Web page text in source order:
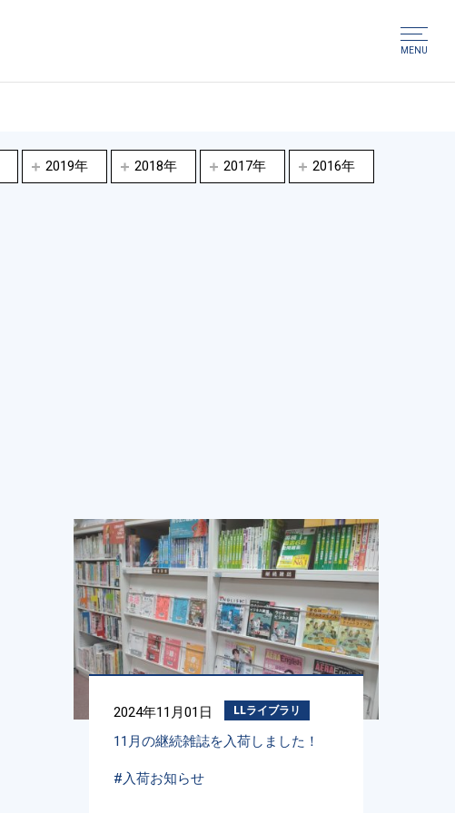
MENU
2019年 2018年 2017年 2016年
2024年11月01日 LLライブラリ
11月の継続雑誌を入荷しました！
#入荷お知らせ